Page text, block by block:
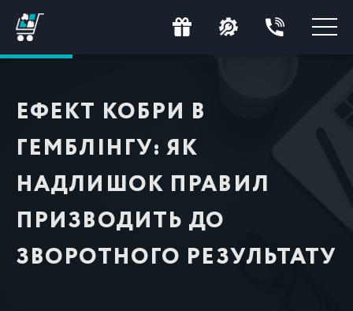
ЕФЕКТ КОБРИ В
ГЕМБЛІНГУ: ЯК
НАДЛИШОК ПРАВИЛ
ПРИЗВОДИТЬ ДО
ЗВОРОТНОГО РЕЗУЛЬТАТУ